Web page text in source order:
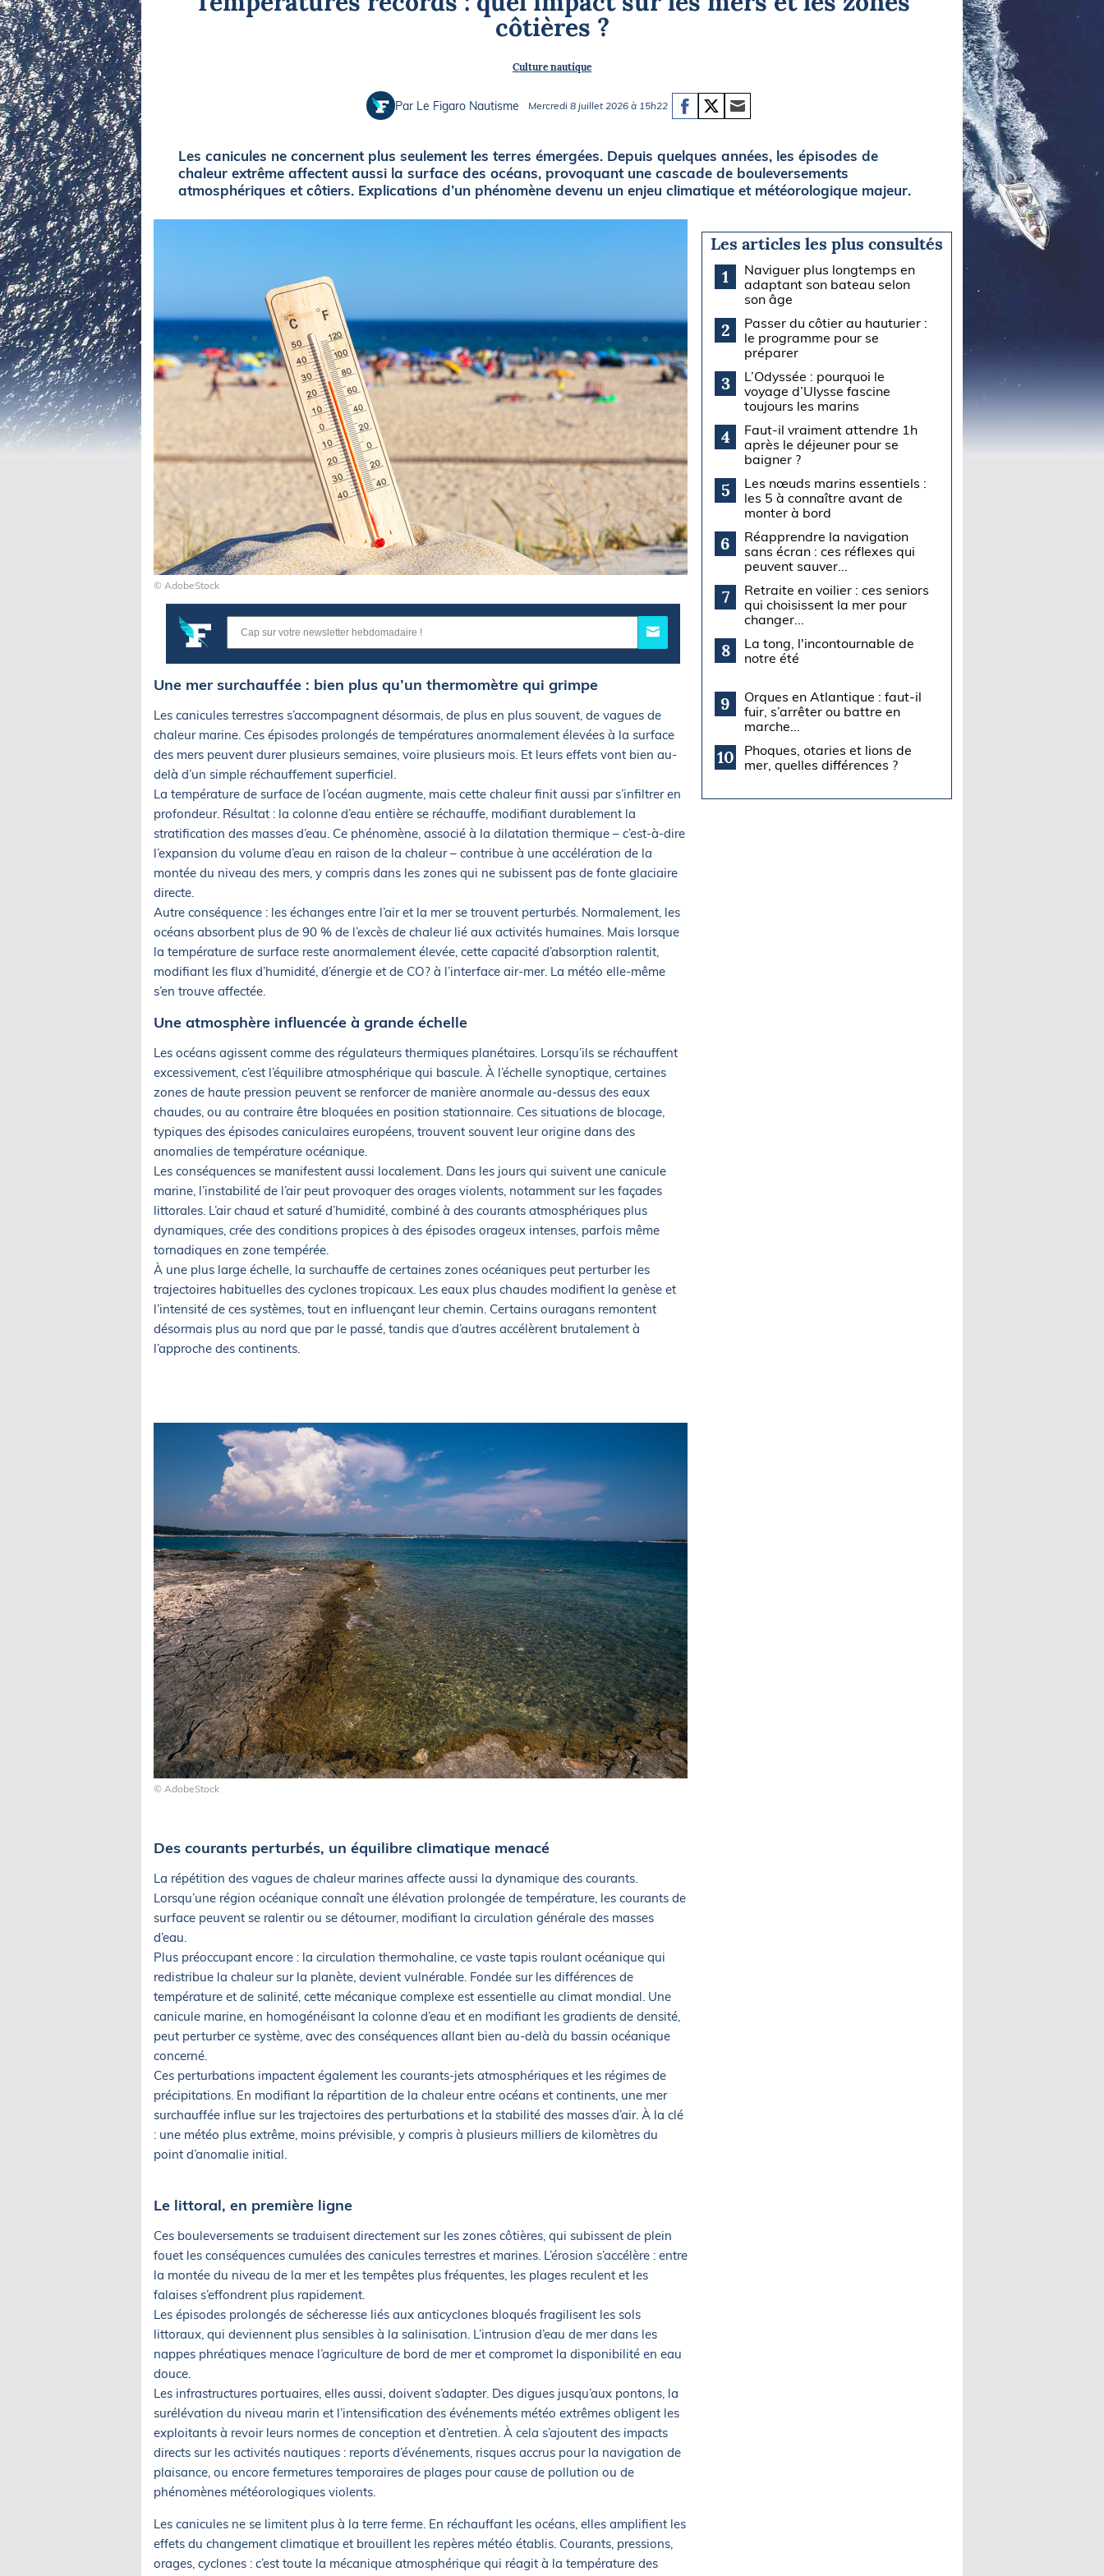
Equipements
Glisse
Briefings
côtières ?
Culture nautique
Par Le Figaro Nautisme Mercredi 8 juillet 2026 à 15h22
Les canicules ne concernent plus seulement les terres émergées. Depuis quelques années, les épisodes de
chaleur extrême affectent aussi la surface des océans, provoquant une cascade de bouleversements
atmosphériques et côtiers. Explications d’un phénomène devenu un enjeu climatique et météorologique majeur.
© AdobeStock
Une mer surchauffée : bien plus qu’un thermomètre qui grimpe
Les canicules terrestres s’accompagnent désormais, de plus en plus souvent, de vagues de
chaleur marine. Ces épisodes prolongés de températures anormalement élevées à la surface
des mers peuvent durer plusieurs semaines, voire plusieurs mois. Et leurs effets vont bien au-
delà d’un simple réchauffement superficiel.
La température de surface de l’océan augmente, mais cette chaleur finit aussi par s’infiltrer en
profondeur. Résultat : la colonne d’eau entière se réchauffe, modifiant durablement la
stratification des masses d’eau. Ce phénomène, associé à la dilatation thermique – c’est-à-dire
l’expansion du volume d’eau en raison de la chaleur – contribue à une accélération de la
montée du niveau des mers, y compris dans les zones qui ne subissent pas de fonte glaciaire
directe.
Autre conséquence : les échanges entre l’air et la mer se trouvent perturbés. Normalement, les
océans absorbent plus de 90 % de l’excès de chaleur lié aux activités humaines. Mais lorsque
la température de surface reste anormalement élevée, cette capacité d’absorption ralentit,
modifiant les flux d’humidité, d’énergie et de CO? à l’interface air-mer. La météo elle-même
s’en trouve affectée.
Une atmosphère influencée à grande échelle
Les océans agissent comme des régulateurs thermiques planétaires. Lorsqu’ils se réchauffent
excessivement, c’est l’équilibre atmosphérique qui bascule. À l’échelle synoptique, certaines
zones de haute pression peuvent se renforcer de manière anormale au-dessus des eaux
chaudes, ou au contraire être bloquées en position stationnaire. Ces situations de blocage,
typiques des épisodes caniculaires européens, trouvent souvent leur origine dans des
anomalies de température océanique.
Les conséquences se manifestent aussi localement. Dans les jours qui suivent une canicule
marine, l’instabilité de l’air peut provoquer des orages violents, notamment sur les façades
littorales. L’air chaud et saturé d’humidité, combiné à des courants atmosphériques plus
dynamiques, crée des conditions propices à des épisodes orageux intenses, parfois même
tornadiques en zone tempérée.
À une plus large échelle, la surchauffe de certaines zones océaniques peut perturber les
trajectoires habituelles des cyclones tropicaux. Les eaux plus chaudes modifient la genèse et
l’intensité de ces systèmes, tout en influençant leur chemin. Certains ouragans remontent
désormais plus au nord que par le passé, tandis que d’autres accélèrent brutalement à
l’approche des continents.
© AdobeStock
Des courants perturbés, un équilibre climatique menacé
La répétition des vagues de chaleur marines affecte aussi la dynamique des courants.
Lorsqu’une région océanique connaît une élévation prolongée de température, les courants de
surface peuvent se ralentir ou se détourner, modifiant la circulation générale des masses
d’eau.
Plus préoccupant encore : la circulation thermohaline, ce vaste tapis roulant océanique qui
redistribue la chaleur sur la planète, devient vulnérable. Fondée sur les différences de
température et de salinité, cette mécanique complexe est essentielle au climat mondial. Une
canicule marine, en homogénéisant la colonne d’eau et en modifiant les gradients de densité,
peut perturber ce système, avec des conséquences allant bien au-delà du bassin océanique
concerné.
Ces perturbations impactent également les courants-jets atmosphériques et les régimes de
précipitations. En modifiant la répartition de la chaleur entre océans et continents, une mer
surchauffée influe sur les trajectoires des perturbations et la stabilité des masses d’air. À la clé
: une météo plus extrême, moins prévisible, y compris à plusieurs milliers de kilomètres du
point d’anomalie initial.
Le littoral, en première ligne
Ces bouleversements se traduisent directement sur les zones côtières, qui subissent de plein
fouet les conséquences cumulées des canicules terrestres et marines. L’érosion s’accélère : entre
la montée du niveau de la mer et les tempêtes plus fréquentes, les plages reculent et les
falaises s’effondrent plus rapidement.
Les épisodes prolongés de sécheresse liés aux anticyclones bloqués fragilisent les sols
littoraux, qui deviennent plus sensibles à la salinisation. L’intrusion d’eau de mer dans les
nappes phréatiques menace l’agriculture de bord de mer et compromet la disponibilité en eau
douce.
Les infrastructures portuaires, elles aussi, doivent s’adapter. Des digues jusqu’aux pontons, la
surélévation du niveau marin et l’intensification des événements météo extrêmes obligent les
exploitants à revoir leurs normes de conception et d’entretien. À cela s’ajoutent des impacts
directs sur les activités nautiques : reports d’événements, risques accrus pour la navigation de
plaisance, ou encore fermetures temporaires de plages pour cause de pollution ou de
phénomènes météorologiques violents.
Les canicules ne se limitent plus à la terre ferme. En réchauffant les océans, elles amplifient les
effets du changement climatique et brouillent les repères météo établis. Courants, pressions,
orages, cyclones : c’est toute la mécanique atmosphérique qui réagit à la température des
Les articles les plus consultés
1
Naviguer plus longtemps en
adaptant son bateau selon
son âge
2
Passer du côtier au hauturier :
le programme pour se
préparer
3
L’Odyssée : pourquoi le
voyage d’Ulysse fascine
toujours les marins
4
Faut-il vraiment attendre 1h
après le déjeuner pour se
baigner ?
5
Les nœuds marins essentiels :
les 5 à connaître avant de
monter à bord
6
Réapprendre la navigation
sans écran : ces réflexes qui
peuvent sauver...
7
Retraite en voilier : ces seniors
qui choisissent la mer pour
changer...
8
La tong, l'incontournable de
notre été
9
Orques en Atlantique : faut-il
fuir, s’arrêter ou battre en
marche...
10
Phoques, otaries et lions de
mer, quelles différences ?